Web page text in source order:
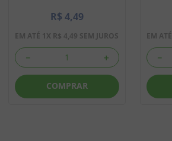
R$ 4,49
EM ATÉ 1X R$ 4,49 SEM JUROS
＋
－
COMPRAR
EM ATÉ
－